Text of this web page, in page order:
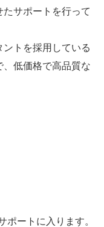
サポートを行って
トを採用している
低価格で高品質な
ートに入ります。